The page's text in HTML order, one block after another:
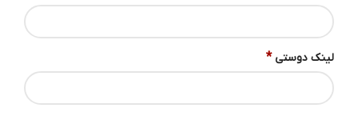
لینک دوستی *